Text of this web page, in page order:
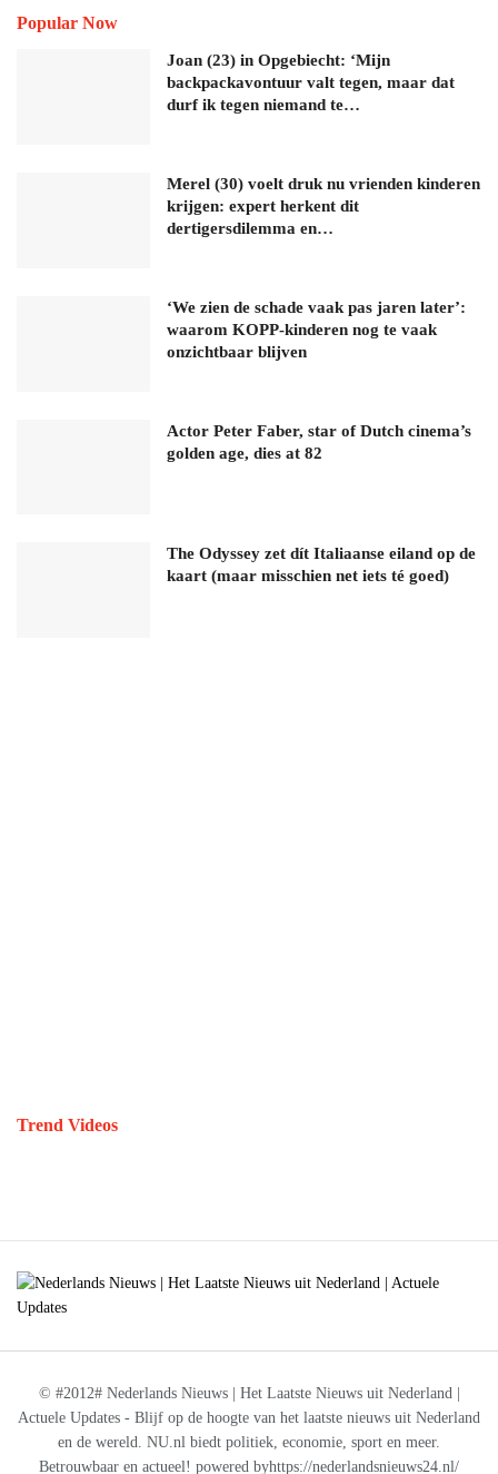
Popular Now
Joan (23) in Opgebiecht: ‘Mijn
backpackavontuur valt tegen, maar dat
durf ik tegen niemand te…
Merel (30) voelt druk nu vrienden kinderen
krijgen: expert herkent dit
dertigersdilemma en…
‘We zien de schade vaak pas jaren later’:
waarom KOPP-kinderen nog te vaak
onzichtbaar blijven
Actor Peter Faber, star of Dutch cinema’s
golden age, dies at 82
The Odyssey zet dít Italiaanse eiland op de
kaart (maar misschien net iets té goed)
Trend Videos
© #2012# Nederlands Nieuws | Het Laatste Nieuws uit Nederland |
Actuele Updates - Blijf op de hoogte van het laatste nieuws uit Nederland
en de wereld. NU.nl biedt politiek, economie, sport en meer.
Betrouwbaar en actueel! powered byhttps://nederlandsnieuws24.nl/